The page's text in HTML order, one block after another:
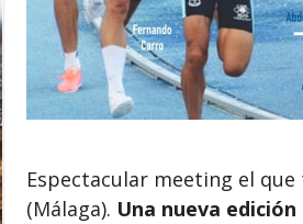
Espectacular meeting el
(Málaga). Una nueva